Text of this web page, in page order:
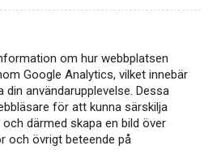
REST SOCKERHALT
2,5 g/100ml
ÅRGÅNG
om hur webbplatsen
Google Analytics, vilket innebär
användarupplevelse. Dessa
för att kunna särskilja
därmed skapa en bild över
och övrigt beteende på